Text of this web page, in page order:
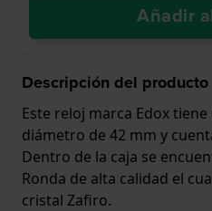
Añadir
Descripción del producto
Este reloj marca Edox
diámetro de 42 mm y
Dentro de la caja se
Ronda de alta calidad el
cristal Zafiro.